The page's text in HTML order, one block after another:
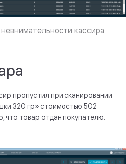
пропустил при сканировании
320 гр» стоимостью 502
что товар отдан покупателю.